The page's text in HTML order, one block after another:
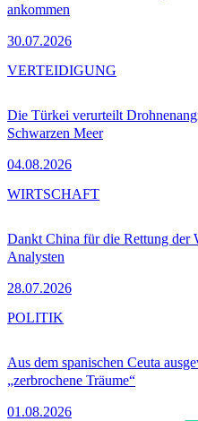
ankommen
30.07.2026
Die Türkei verurteilt
Schwarzen Meer
04.08.2026
VERTEIDIGUNG
Dankt China für die Rettung der
Analysten
28.07.2026
WIRTSCHAFT
Aus dem spanischen Ceuta
„zerbrochene Träume“
01.08.2026
POLITIK